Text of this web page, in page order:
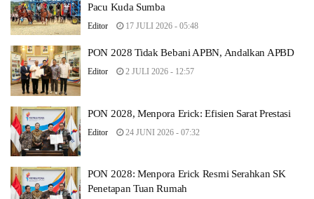
Pacu Kuda Sumba
Editor 17 JULI 2026 - 05:48
PON 2028 Tidak Bebani APBN, Andalkan APBD
Editor 2 JULI 2026 - 12:57
PON 2028, Menpora Erick: Efisien Sarat Prestasi
Editor 24 JUNI 2026 - 07:32
PON 2028: Menpora Erick Resmi Serahkan SK
Penetapan Tuan Rumah